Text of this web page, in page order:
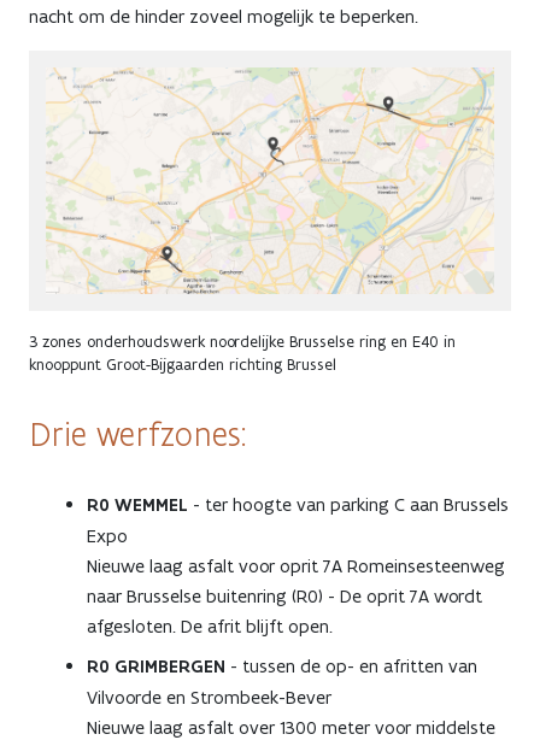
nacht om de hinder zoveel mogelijk te beperken.
3 zones onderhoudswerk noordelijke Brusselse ring en E40 in
knooppunt Groot-Bijgaarden richting Brussel
Drie werfzones:
R0 WEMMEL - ter hoogte van parking C aan Brussels
Expo
Nieuwe laag asfalt voor oprit 7A Romeinsesteenweg
naar Brusselse buitenring (R0) - De oprit 7A wordt
afgesloten. De afrit blijft open.
R0 GRIMBERGEN - tussen de op- en afritten van
Vilvoorde en Strombeek-Bever
Nieuwe laag asfalt over 1300 meter voor middelste